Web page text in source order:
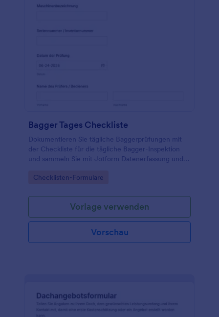
Bagger Tages Checkliste
Dokumentieren Sie tägliche Baggerprüfungen mit
der Checkliste für die tägliche Bagger-Inspektion
und sammeln Sie mit Jotform Datenerfassung und
Fuhrparks und Vermietbetriebe.
Go to Category:
Checklisten-Formulare
Vorlage verwenden
Vorschau